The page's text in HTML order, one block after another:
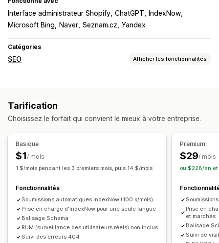
Interface administrateur Shopify ChatGPT
IndexNow
Microsoft Bing
Naver Seznam.cz Yandex
Catégories
SEO Afficher les fonctionnalités
Extraits enrichis
Optimisation de vitesse Automatisations
Audits
Analyses de la vitesse
Suivi du classement
Tarification
Choisissez le forfait qui convient le mieux à votre entreprise.
Basique
$1/ mois
1 $/mois pendant les 3 premiers mois, puis 14 $/mois
Fonctionnalités
Soumissions automatiques IndexNow (100 k/mois)
Prise en charge d'IndexNow pour une seule langue
Balisage Schema
RUM (surveillance des utilisateurs réels) non inclus
Suivi des erreurs 404
Premium
$29/ mois
ou $228/an et
Prise en
et marchés
Balisage
Suivi de